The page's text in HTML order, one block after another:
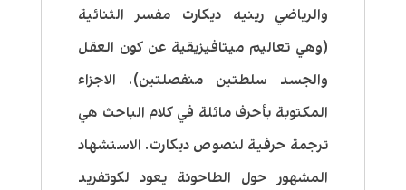
والرياضي رينيه ديكارت مفسر الثنائية
(وهي تعاليم ميتافيزيقية عن كون العقل
والجسد سلطتين منفصلتين). الاجزاء
المكتوبة بأحرف مائلة في كلام الباحث هي
ترجمة حرفية لنصوص ديكارت. الاستشهاد
المشهور حول الطاحونة يعود لكوتفريد